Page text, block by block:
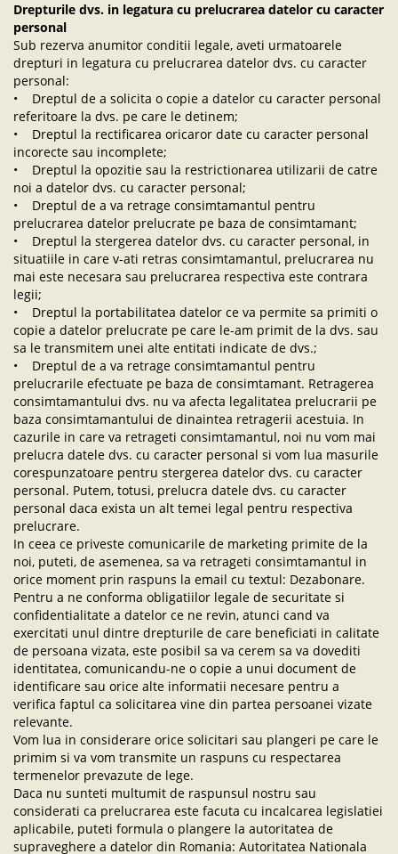
Drepturile dvs. in legatura cu prelucrarea datelor cu caracter
personal
Sub rezerva anumitor conditii legale, aveti urmatoarele
drepturi in legatura cu prelucrarea datelor dvs. cu caracter
personal:
• Dreptul de a solicita o copie a datelor cu caracter personal
referitoare la dvs. pe care le detinem;
• Dreptul la rectificarea oricaror date cu caracter personal
incorecte sau incomplete;
• Dreptul la opozitie sau la restrictionarea utilizarii de catre
noi a datelor dvs. cu caracter personal;
• Dreptul de a va retrage consimtamantul pentru
prelucrarea datelor prelucrate pe baza de consimtamant;
• Dreptul la stergerea datelor dvs. cu caracter personal, in
situatiile in care v-ati retras consimtamantul, prelucrarea nu
mai este necesara sau prelucrarea respectiva este contrara
legii;
• Dreptul la portabilitatea datelor ce va permite sa primiti o
copie a datelor prelucrate pe care le-am primit de la dvs. sau
sa le transmitem unei alte entitati indicate de dvs.;
• Dreptul de a va retrage consimtamantul pentru
prelucrarile efectuate pe baza de consimtamant. Retragerea
consimtamantului dvs. nu va afecta legalitatea prelucrarii pe
baza consimtamantului de dinaintea retragerii acestuia. In
cazurile in care va retrageti consimtamantul, noi nu vom mai
prelucra datele dvs. cu caracter personal si vom lua masurile
corespunzatoare pentru stergerea datelor dvs. cu caracter
personal. Putem, totusi, prelucra datele dvs. cu caracter
personal daca exista un alt temei legal pentru respectiva
prelucrare.
In ceea ce priveste comunicarile de marketing primite de la
noi, puteti, de asemenea, sa va retrageti consimtamantul in
orice moment prin raspuns la email cu textul: Dezabonare.
Pentru a ne conforma obligatiilor legale de securitate si
confidentialitate a datelor ce ne revin, atunci cand va
exercitati unul dintre drepturile de care beneficiati in calitate
de persoana vizata, este posibil sa va cerem sa va dovediti
identitatea, comunicandu-ne o copie a unui document de
identificare sau orice alte informatii necesare pentru a
verifica faptul ca solicitarea vine din partea persoanei vizate
relevante.
Vom lua in considerare orice solicitari sau plangeri pe care le
primim si va vom transmite un raspuns cu respectarea
termenelor prevazute de lege.
Daca nu sunteti multumit de raspunsul nostru sau
considerati ca prelucrarea este facuta cu incalcarea legislatiei
aplicabile, puteti formula o plangere la autoritatea de
supraveghere a datelor din Romania: Autoritatea Nationala